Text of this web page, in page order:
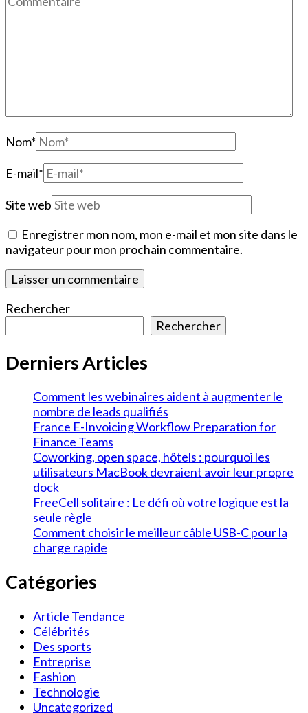
Nom*
E-mail*
Site web
Enregistrer mon nom, mon e-mail et mon site dans le
navigateur pour mon prochain commentaire.
Rechercher
Rechercher
Derniers Articles
Comment les webinaires aident à augmenter le
nombre de leads qualifiés
France E-Invoicing Workflow Preparation for
Finance Teams
Coworking, open space, hôtels : pourquoi les
utilisateurs MacBook devraient avoir leur propre
dock
FreeCell solitaire : Le défi où votre logique est la
seule règle
Comment choisir le meilleur câble USB-C pour la
charge rapide
Catégories
Article Tendance
Célébrités
Des sports
Entreprise
Fashion
Technologie
Uncategorized